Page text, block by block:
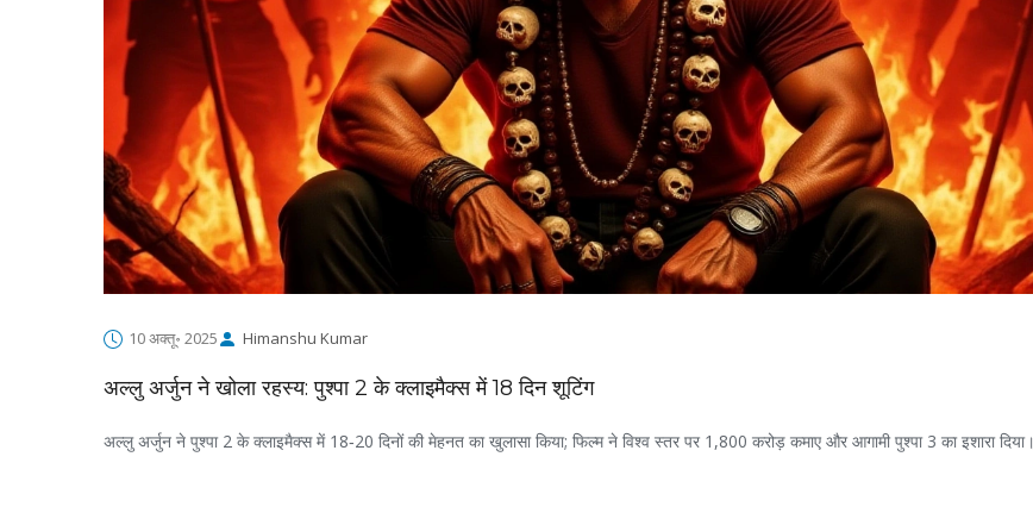
10 अक्तू॰ 2025 Himanshu Kumar
अल्लु अर्जुन ने खोला रहस्य: पुश्पा 2 के क्लाइमैक्स में 18 दिन शूटिंग
अल्लु अर्जुन ने पुश्पा 2 के क्लाइमैक्स में 18‑20 दिनों की मेहनत का खुलासा किया; फिल्म ने विश्व स्तर पर 1,800 करोड़ कमाए और आगामी पुश्पा 3 का इशारा दिया।